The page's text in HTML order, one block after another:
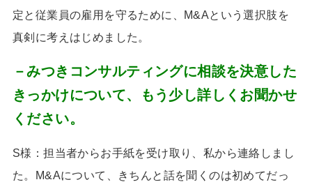
定と従業員の雇用を守るために、
M&Aという選択肢を
真剣に考えはじめました。
－みつきコンサルティングに相談を決意した
きっかけについて、もう少し詳しくお聞かせ
ください。
S様：担当者からお手紙を受け取り、私から連絡しまし
た。
M&Aについて、きちんと話を聞くのは初めてだっ